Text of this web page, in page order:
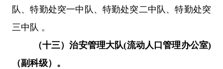
队、特勤处突一中队、特勤处突二中队、特勤处突
三中队 。
（十三）治安管理大队(流动人口管理办公室)
（副科级）。